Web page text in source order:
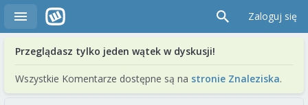
Zaloguj się
Przeglądasz tylko jeden wątek w dyskusji!
Wszystkie Komentarze dostępne są na stronie Znaleziska.